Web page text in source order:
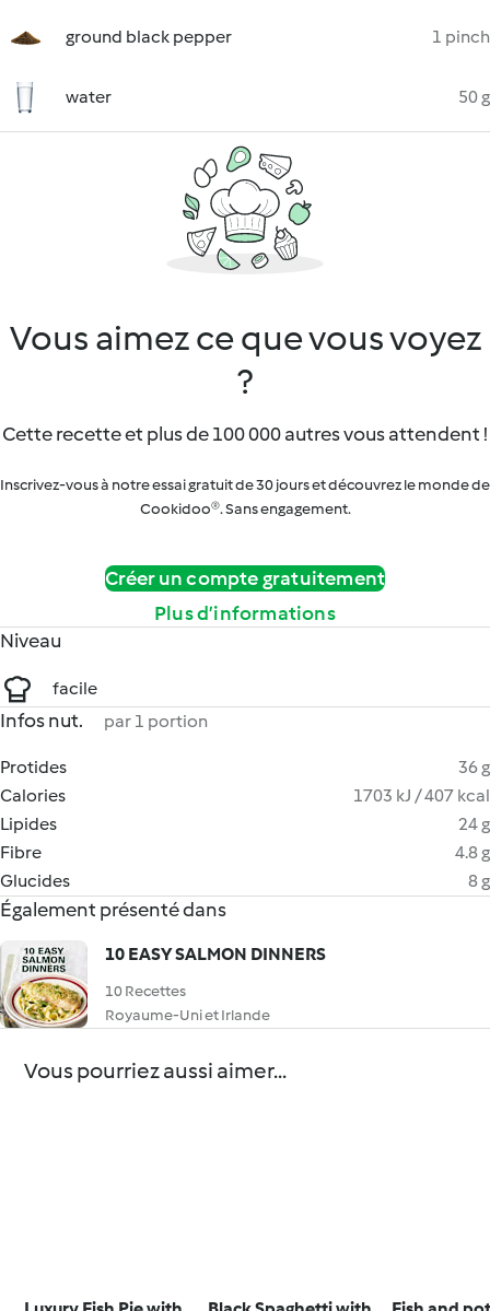
ground black pepper 1 pinch
water 50 g
Vous aimez ce que vous voyez
?
Cette recette et plus de 100 000 autres vous attendent !
Inscrivez-vous à notre essai gratuit de 30 jours et découvrez le monde de
Cookidoo®. Sans engagement.
Créer un compte gratuitement
Plus d’informations
Niveau
facile
Infos nut. par 1 portion
Protides
36 g
Calories
1703 kJ / 407 kcal
Lipides
24 g
Fibre
4.8 g
Glucides
8 g
Également présenté dans
10 EASY SALMON DINNERS
10 Recettes
Royaume-Uni et Irlande
Vous pourriez aussi aimer...